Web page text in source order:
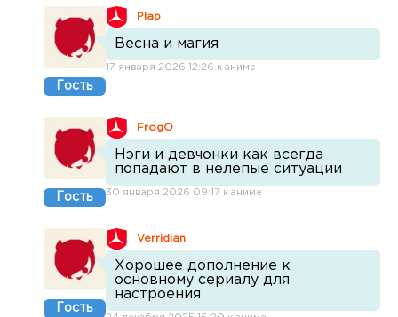
Гость
Plap
Весна и магия
17 января 2026 12:26 к аниме
Гость
FrogO
Нэги и девчонки как всегда
попадают в нелепые ситуации
30 января 2026 09:17 к аниме
Гость
Verridian
Хорошее дополнение к
основному сериалу для
настроения